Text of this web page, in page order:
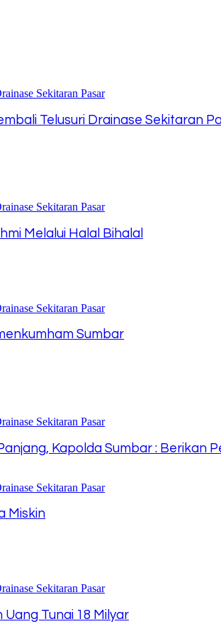
Telusuri Drainase Sekitaran
Melalui Halal Bihalal
Sumbar
Kapolda Sumbar : Berikan
Miskin
Tunai 18 Milyar